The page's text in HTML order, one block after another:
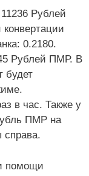
Рублей
0.2180.
Рублей ПМР. В
будет
в час. Также у
ПМР на
помощи